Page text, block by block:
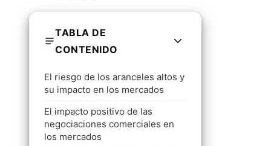
TABLA DE
CONTENIDO
El riesgo de los aranceles altos y
su impacto en los mercados
El impacto positivo de las
negociaciones comerciales en
los mercados